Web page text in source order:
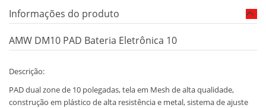
Informações do produto
AMW DM10 PAD Bateria Eletrônica 10
Descrição:
PAD dual zone de 10 polegadas, tela em Mesh de alta qualidade,
construção em plástico de alta resistência e metal, sistema de ajuste